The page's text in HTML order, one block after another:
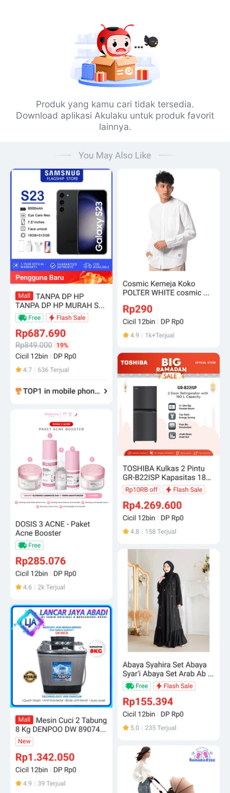
Produk yang kamu cari tidak tersedia.
Download aplikasi Akulaku untuk produk favorit
lainnya.